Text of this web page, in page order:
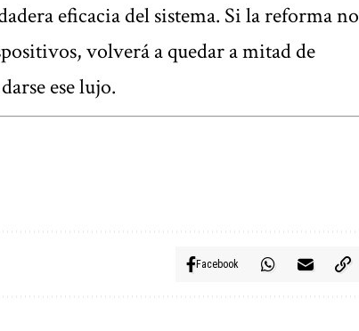
eficacia del sistema. Si la reforma no
volverá a quedar a mitad de
ese lujo.
Facebook